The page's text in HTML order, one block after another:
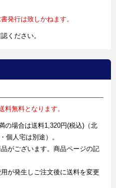
発行は致しかねます。
ください。
料無料となります。
の場合は送料1,320円(税込)（北
個人宅は別途）。
がございます。商品ページの記
が発生しご注文後に送料を変更